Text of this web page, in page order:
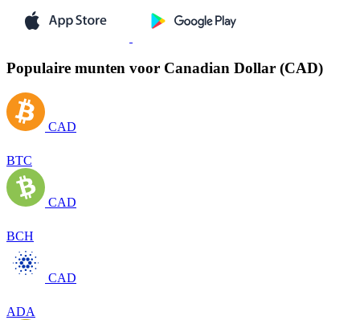
Populaire munten voor Canadian Dollar (CAD)
CAD
BTC
CAD
BCH
CAD
ADA